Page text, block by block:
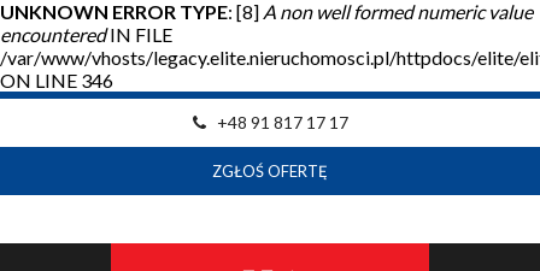
UNKNOWN ERROR TYPE: [8] A non well formed numeric value
encounteredIN FILE
/var/www/vhosts/legacy.elite.nieruchomosci.pl/httpdocs/elite/
ON LINE 346
+48 91 817 17 17
ZGŁOŚ OFERTĘ